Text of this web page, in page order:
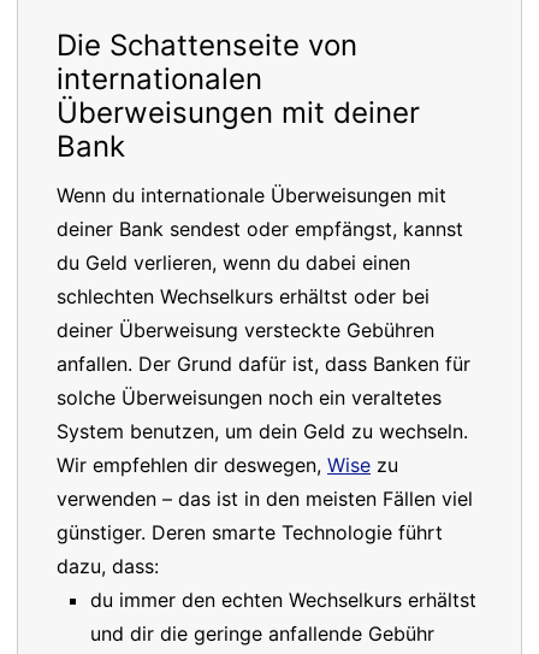
Die Schattenseite von
internationalen
Überweisungen mit deiner
Bank
Wenn du internationale Überweisungen mit
deiner Bank sendest oder empfängst, kannst
du Geld verlieren, wenn du dabei einen
schlechten Wechselkurs erhältst oder bei
deiner Überweisung versteckte Gebühren
anfallen. Der Grund dafür ist, dass Banken für
solche Überweisungen noch ein veraltetes
System benutzen, um dein Geld zu wechseln.
Wir empfehlen dir deswegen, Wise zu
verwenden – das ist in den meisten Fällen viel
günstiger. Deren smarte Technologie führt
dazu, dass:
du immer den echten Wechselkurs erhältst
und dir die geringe anfallende Gebühr